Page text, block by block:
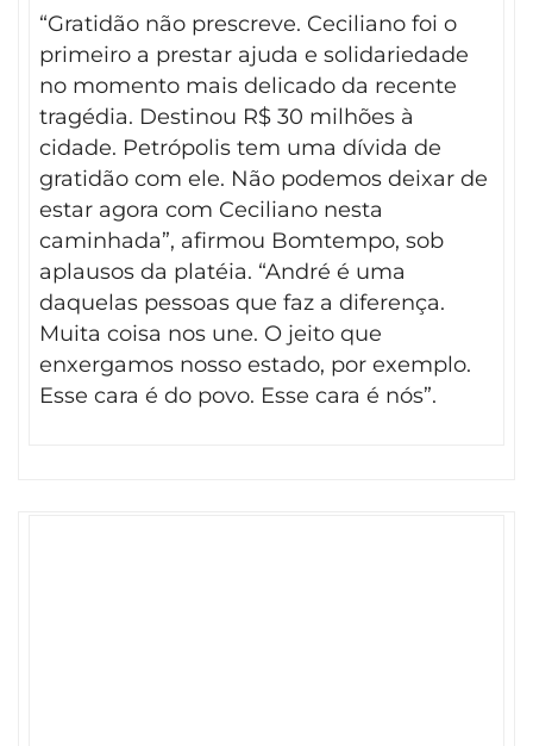
“Gratidão não prescreve. Ceciliano foi o
primeiro a prestar ajuda e solidariedade
no momento mais delicado da recente
tragédia. Destinou R$ 30 milhões à
cidade. Petrópolis tem uma dívida de
gratidão com ele. Não podemos deixar de
estar agora com Ceciliano nesta
caminhada”, afirmou Bomtempo, sob
aplausos da platéia. “André é uma
daquelas pessoas que faz a diferença.
Muita coisa nos une. O jeito que
enxergamos nosso estado, por exemplo.
Esse cara é do povo. Esse cara é nós”.